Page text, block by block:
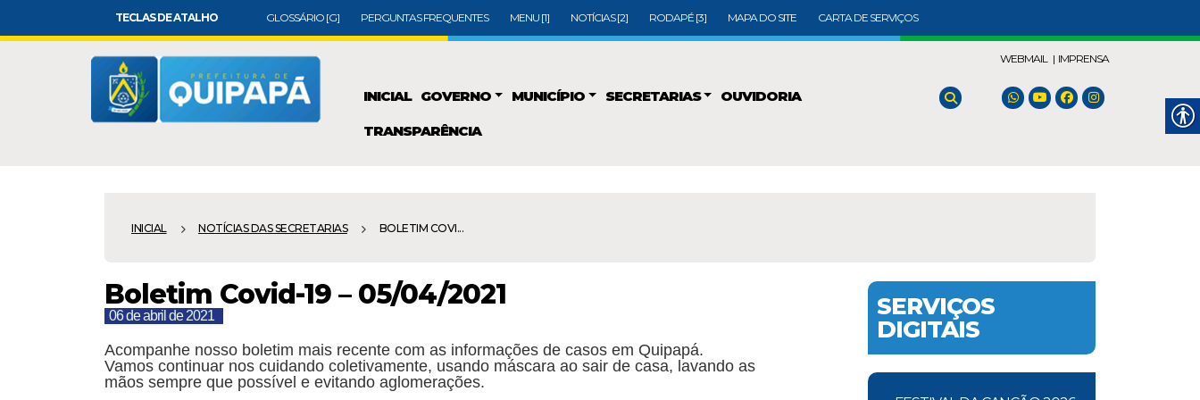
TECLAS DE ATALHO GLOSSÁRIO [G] PERGUNTAS FREQUENTES MENU [1] NOTÍCIAS [2] RODAPÉ [3] MAPA DO SITE CARTA DE SERVIÇOS
INICIAL GOVERNO MUNICÍPIO SECRETARIAS OUVIDORIA
TRANSPARÊNCIA
WEBMAIL | IMPRENSA
INICIAL NOTÍCIAS DAS SECRETARIAS BOLETIM COVI...
Boletim Covid-19 – 05/04/2021
06 de abril de 2021
Acompanhe nosso boletim mais recente com as informações de casos em Quipapá.
Vamos continuar nos cuidando coletivamente, usando máscara ao sair de casa, lavando as
mãos sempre que possível e evitando aglomerações.
SERVIÇOS
DIGITAIS